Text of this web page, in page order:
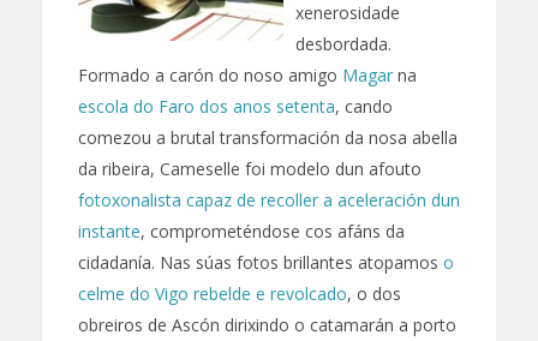
xenerosidade
desbordada.
Formado a carón do noso amigo Magarna
escola do Faro dos anos setenta, cando
comezou a brutal transformación da nosa abella
da ribeira, Cameselle foi modelo dun afouto
fotoxonalista capaz de recoller a aceleración dun
instante, comprometéndose cos afáns da
cidadanía. Nas súas fotos brillantes atopamos o
celme do Vigo rebelde e revolcado, o dos
obreiros de Ascón dirixindo o catamarán a porto